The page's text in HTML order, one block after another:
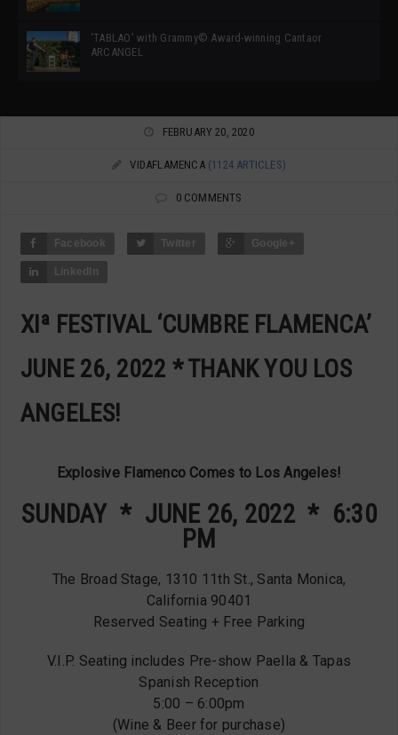
‘TABLAO’ with Grammy© Award-winning Cantaor
ARCANGEL
FEBRUARY 20, 2020
VIDAFLAMENCA (1124 ARTICLES)
0 COMMENTS
Facebook Twitter Google+
LinkedIn
XIª FESTIVAL ‘CUMBRE FLAMENCA’
JUNE 26, 2022 * THANK YOU LOS
ANGELES!
Explosive Flamenco Comes to Los Angeles!
SUNDAY* JUNE 26, 2022 * 6:30
PM
The Broad Stage, 1310 11th St., Santa Monica,
California 90401
Reserved Seating + Free Parking
V.I.P. Seating includes Pre-show Paella & Tapas
Spanish Reception
5:00 – 6:00pm
(Wine & Beer for purchase)